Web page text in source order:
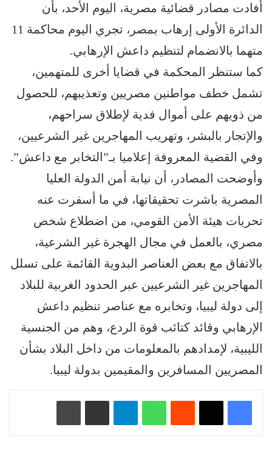
أفادت مصادر قضائية مصرية، اليوم الأحد، بأن
الدائرة الأولى إرهاب بمصر، تجري اليوم محاكمة 11
متهما بالانضمام لتنظيم داعش الإرهابي.
كما ستنظر المحكمة في قضايا أخرى للمتهمين،
تشمل خطف مواطنين مصريين وتعذيبهم، للحصول
من ذويهم على أموال فدية لإطلاق سراحهم،
والإتجار بالبشر، وتهريب المهاجرين غير الشرعيين،
وفي القضية المعروفة إعلاميا بـ”التخابر مع داعش”.
وأوضحت المصادر، أن نيابة أمن الدولة العليا
المصرية باشرت تحقيقاتها، في ما أسفرت عنه
تحريات هيئة الأمن القومي، من اضطلاع شخص
مصري، بالعمل في مجال الهجرة غير الشرعية،
بالاتفاق مع بعض العناصر البدوية القائمة على تسلل
المهاجرين غير الشرعيين عبر الحدود الغربية للبلاد
إلى دولة ليبيا، وتخابره مع عناصر تنظيم داعش
الإرهابي وقائد كتائب قوة الردع، وهم من الجنسية
الليبية، لإمدادهم بالمعلومات من داخل البلاد بشأن
المصريين المسافرين والمقيمين بدولة ليبيا.
واتساب تيلقرام